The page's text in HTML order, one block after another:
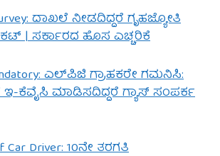
ದಾಖಲೆ ನೀಡದಿದ್ದರೆ ಗೃಹಜ್ಯೋತಿ
| ಸರ್ಕಾರದ ಹೊಸ ಎಚ್ಚರಿಕೆ
ಎಲ್‌ಪಿಜಿ ಗ್ರಾಹಕರೇ ಗಮನಿಸಿ:
ಇ-ಕೆವೈಸಿ ಮಾಡಿಸದಿದ್ದರೆ ಗ್ಯಾಸ್ ಸಂಪರ್ಕ
Car Driver: 10ನೇ ತರಗತಿ